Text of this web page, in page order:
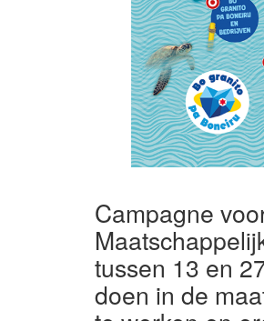
Campagne
tussen 13 en
doen in de